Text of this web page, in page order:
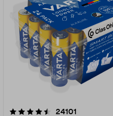
24101
4.5av 5 stjerner